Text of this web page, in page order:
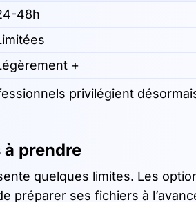
48h
+
privilégient
prendre
quelques limites. Les
préparer ses fichiers à